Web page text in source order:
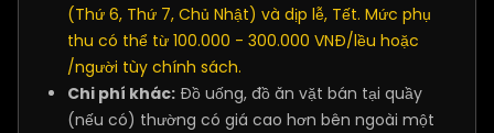
(Thứ 6, Thứ 7, Chủ Nhật) và dịp lễ, Tết. Mức phụ
thu có thể từ 100.000 - 300.000 VNĐ/lều hoặc
/người tùy chính sách.
Chi phí khác: Đồ uống, đồ ăn vặt bán tại quầy
(nếu có) thường có giá cao hơn bên ngoài một